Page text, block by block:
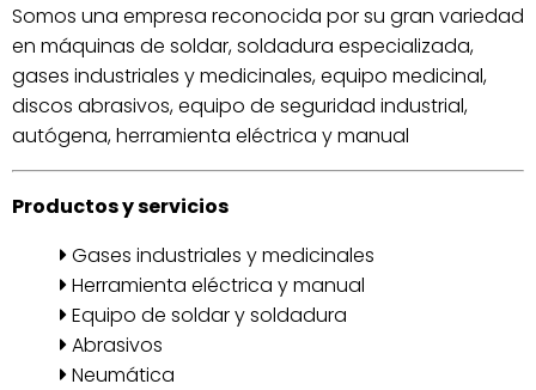
Somos una empresa reconocida por su gran variedad
en máquinas de soldar, soldadura especializada,
gases industriales y medicinales, equipo medicinal,
discos abrasivos, equipo de seguridad industrial,
autógena, herramienta eléctrica y manual
Productos y servicios
Gases industriales y medicinales
Herramienta eléctrica y manual
Equipo de soldar y soldadura
Abrasivos
Neumática